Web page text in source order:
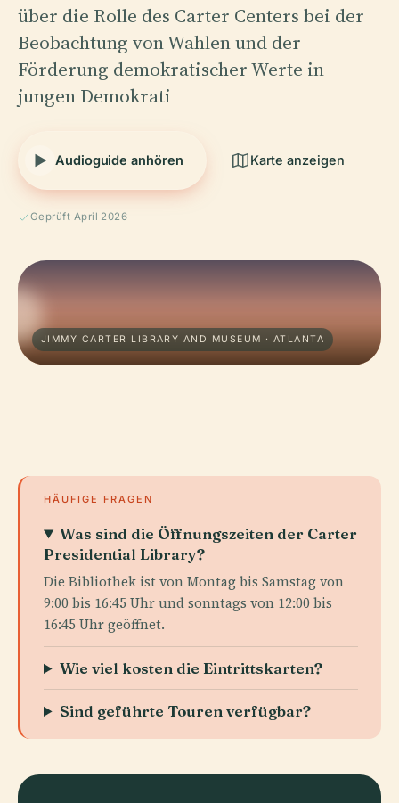
über die Rolle des Carter Centers bei der
Beobachtung von Wahlen und der
Förderung demokratischer Werte in
jungen Demokrati
Audioguide anhören Karte anzeigen
Geprüft April 2026
JIMMY CARTER LIBRARY AND MUSEUM · ATLANTA
HÄUFIGE FRAGEN
Was sind die Öffnungszeiten der Carter
Presidential Library?
Die Bibliothek ist von Montag bis Samstag von
9:00 bis 16:45 Uhr und sonntags von 12:00 bis
16:45 Uhr geöffnet.
Wie viel kosten die Eintrittskarten?
Sind geführte Touren verfügbar?